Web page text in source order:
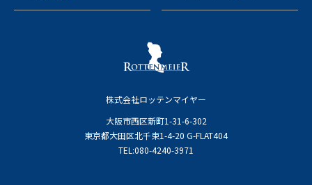
株式会社ロッテンマイヤー
大阪市西区新町1-31-6-302
東京都大田区北千束1-4-20 G-FLAT404
TEL:080-4240-3971